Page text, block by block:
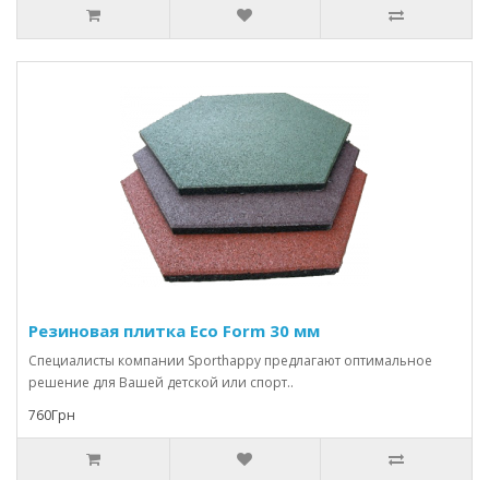
Резиновая плитка Eco Form 30 мм
Специалисты компании Sporthappy предлагают оптимальное
решение для Вашей детской или спорт..
760Грн